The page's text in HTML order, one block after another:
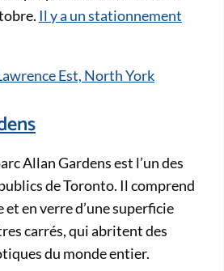
Il y a un stationnement
Est, North York
Allan Gardens est l’un des
de Toronto. Il comprend
en verre d’une superficie
carrés, qui abritent des
du monde entier.